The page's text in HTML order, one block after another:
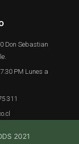
Don Sebastian
PM Lunes a
311
2021